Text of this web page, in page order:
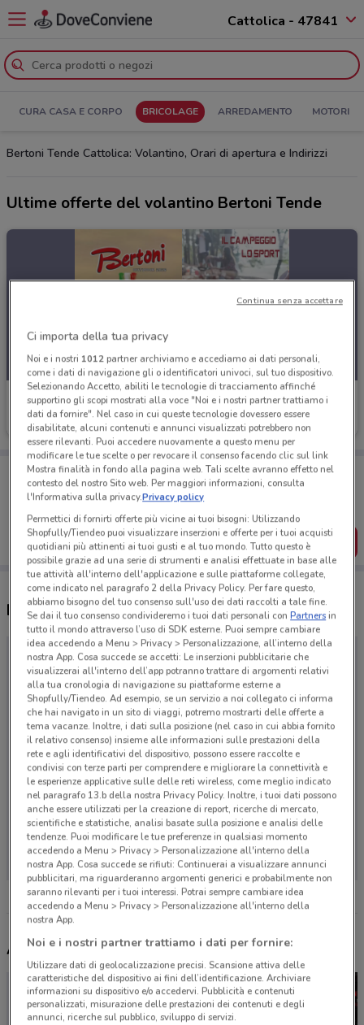
Cattolica - 47841
CURA CASA E CORPO BRICOLAGE ARREDAMENTO MOTORI
Bertoni Tende Cattolica: Volantino, Orari di apertura e Indirizzi
Ultime offerte del volantino Bertoni Tende
Bertoni Tende
Scade il 31/12
Porta DoveConviene sempre con te!
Puoi trovare le migliori offerte dei negozi vicino a te,
salvarle e creare la tua lista del risparmio, comodamente
SCARICA L’APP
Negozi Bertoni Tende a Cattolica
Non ci sono negozi nelle vicinanze
Altri volantini nelle vicinanze
Ci importa della tua privacy
Noi e i nostri 1012partner archiviamo e accediamo ai dati personali,
come i dati di navigazione gli o identificatori univoci, sul tuo dispositivo.
Selezionando Accetto, abiliti le tecnologie di tracciamento affinché
supportino gli scopi mostrati alla voce "Noi e i nostri partner trattiamo i
dati da fornire". Nel caso in cui queste tecnologie dovessero essere
disabilitate, alcuni contenuti e annunci visualizzati potrebbero non
essere rilevanti. Puoi accedere nuovamente a questo menu per
modificare le tue scelte o per revocare il consenso facendo clic sul link
Mostra finalità in fondo alla pagina web. Tali scelte avranno effetto nel
contesto del nostro Sito web. Per maggiori informazioni, consulta
l'Informativa sulla privacy.Privacy policy
Permettici di fornirti offerte più vicine ai tuoi bisogni: Utilizzando
Shopfully/Tiendeo puoi visualizzare inserzioni e offerte per i tuoi acquisti
quotidiani più attinenti ai tuoi gusti e al tuo mondo. Tutto questo è
possibile grazie ad una serie di strumenti e analisi effettuate in base alle
tue attività all'interno dell'applicazione e sulle piattaforme collegate,
come indicato nel paragrafo 2 della Privacy Policy. Per fare questo,
abbiamo bisogno del tuo consenso sull'uso dei dati raccolti a tale fine.
Se dai il tuo consenso condivideremo i tuoi dati personali conPartnersin
tutto il mondo attraverso l’uso di SDK esterne. Puoi sempre cambiare
idea accedendo a Menu > Privacy > Personalizzazione, all’interno della
nostra App. Cosa succede se accetti: Le inserzioni pubblicitarie che
visualizzerai all'interno dell’app potranno trattare di argomenti relativi
alla tua cronologia di navigazione su piattaforme esterne a
Shopfully/Tiendeo. Ad esempio, se un servizio a noi collegato ci informa
che hai navigato in un sito di viaggi, potremo mostrarti delle offerte a
tema vacanze. Inoltre, i dati sulla posizione (nel caso in cui abbia fornito
il relativo consenso) insieme alle informazioni sulle prestazioni della
rete e agli identificativi del dispositivo, possono essere raccolte e
condivisi con terze parti per comprendere e migliorare la connettività e
le esperienze applicative sulle delle reti wireless, come meglio indicato
nel paragrafo 13.b della nostra Privacy Policy. Inoltre, i tuoi dati possono
anche essere utilizzati per la creazione di report, ricerche di mercato,
scientifiche e statistiche, analisi basate sulla posizione e analisi delle
tendenze. Puoi modificare le tue preferenze in qualsiasi momento
accedendo a Menu > Privacy > Personalizzazione all'interno della
nostra App. Cosa succede se rifiuti: Continuerai a visualizzare annunci
pubblicitari, ma riguarderanno argomenti generici e probabilmente non
saranno rilevanti per i tuoi interessi. Potrai sempre cambiare idea
accedendo a Menu > Privacy > Personalizzazione all'interno della
nostra App.
Noi e i nostri partner trattiamo i dati per fornire:
Utilizzare dati di geolocalizzazione precisi. Scansione attiva delle
caratteristiche del dispositivo ai fini dell’identificazione. Archiviare
informazioni su dispositivo e/o accedervi. Pubblicità e contenuti
personalizzati, misurazione delle prestazioni dei contenuti e degli
annunci, ricerche sul pubblico, sviluppo di servizi.
Continua senza accettare